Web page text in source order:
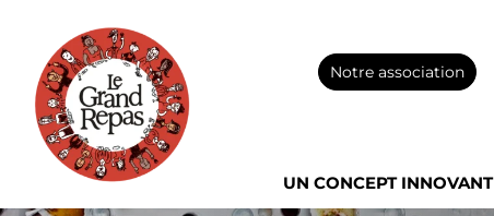
Notre association
UN CONCEPT INNOVANT